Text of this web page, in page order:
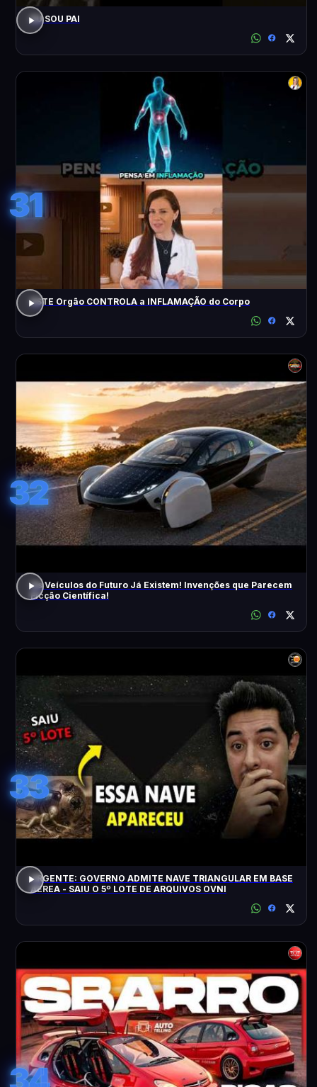
EU SOU PAI
31
ESTE Orgão CONTROLA a INFLAMAÇÃO do Corpo
32
Os Veículos do Futuro Já Existem! Invenções que Parecem
Ficção Científica!
33
URGENTE: GOVERNO ADMITE NAVE TRIANGULAR EM BASE
AÉREA - SAIU O 5º LOTE DE ARQUIVOS OVNI